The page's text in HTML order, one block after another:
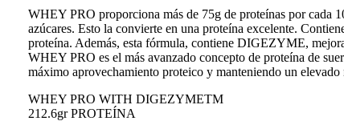
WHEY PRO proporciona más de 75g de proteínas por cada
azúcares. Esto la convierte en una proteína excelente.
proteína. Además, esta fórmula, contiene DIGEZYME,
WHEY PRO es el más avanzado concepto de proteína de
máximo aprovechamiento proteico y manteniendo un
WHEY PRO WITH DIGEZYMETM
212.6gr PROTEÍNA